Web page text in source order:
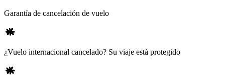
Garantía de cancelación de vuelo
¿Vuelo internacional cancelado? Su viaje está protegido